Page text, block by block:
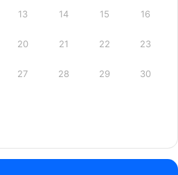
13 14 15 16
20 21 22 23
27 28 29 30